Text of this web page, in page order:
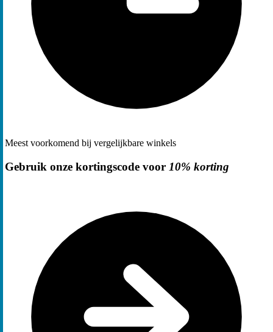
Meest voorkomend bij vergelijkbare winkels
Gebruik onze kortingscode voor 10% korting